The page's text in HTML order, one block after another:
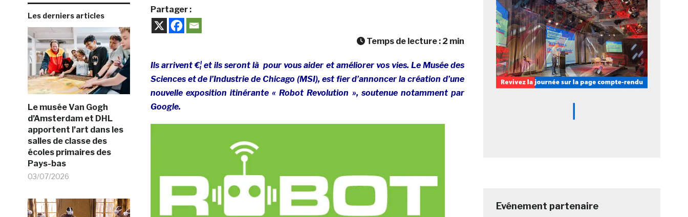
Les derniers articles
Le musée Van Gogh
d’Amsterdam et DHL
apportent l’art dans les
salles de classe des
écoles primaires des
Pays-bas
03/07/2026
Partager :
Temps de lecture : 2 min
Ils arrivent €¦ et ils seront là pour vous aider et améliorer vos vies. Le Musée des
Sciences et de l’Industrie de Chicago (MSI), est fier d’annoncer la création d’une
nouvelle exposition itinérante « Robot Revolution », soutenue notamment par
Google.
Evénement partenaire